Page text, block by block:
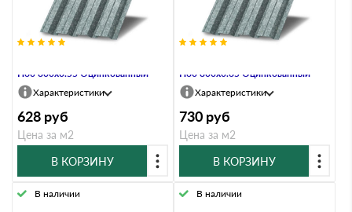
Н60 800х0.55 Оцинкованный
Характеристики
628 руб
Цена за м2
В КОРЗИНУ
Н60 800х0.65 Оцинкованный
Характеристики
730 руб
Цена за м2
В КОРЗИНУ
В наличии В наличии